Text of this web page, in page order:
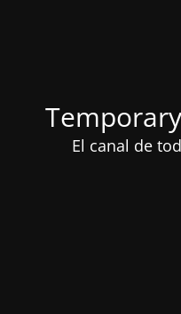
El canal de